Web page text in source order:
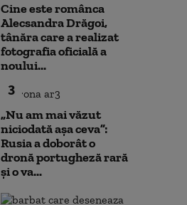
Cine este românca
Alecsandra Drăgoi,
tânăra care a realizat
fotografia oficială a
noului...
3
„Nu am mai văzut
niciodată așa ceva”:
Rusia a doborât o
dronă portugheză rară
și o va...